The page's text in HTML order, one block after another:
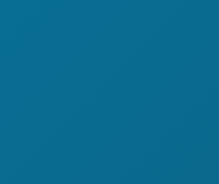
Nëpërmjet fotografive
nga fotografitë
imagjinojmë